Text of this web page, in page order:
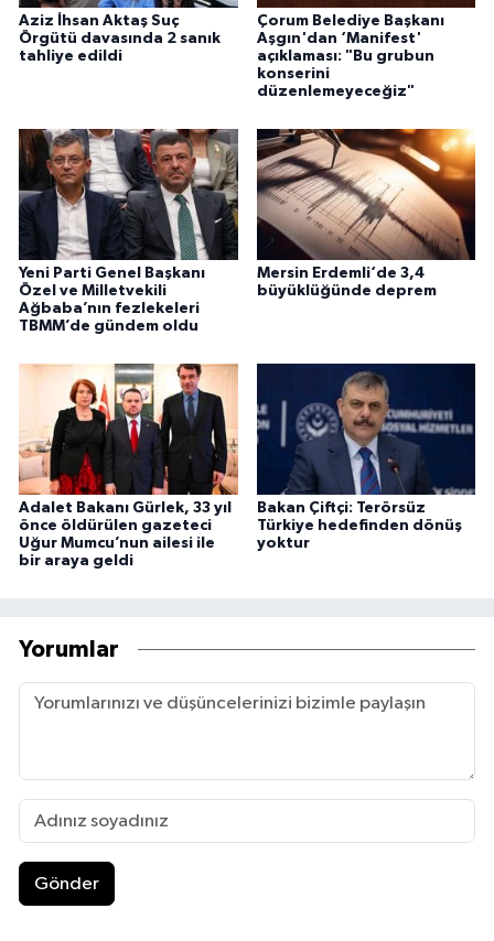
Aziz İhsan Aktaş Suç
Örgütü davasında 2 sanık
tahliye edildi
Çorum Belediye Başkanı
Aşgın'dan ‘Manifest'
açıklaması: "Bu grubun
konserini
düzenlemeyeceğiz"
Yeni Parti Genel Başkanı
Özel ve Milletvekili
Ağbaba’nın fezlekeleri
TBMM’de gündem oldu
Mersin Erdemli‘de 3,4
büyüklüğünde deprem
Adalet Bakanı Gürlek, 33 yıl
önce öldürülen gazeteci
Uğur Mumcu’nun ailesi ile
bir araya geldi
Bakan Çiftçi: Terörsüz
Türkiye hedefinden dönüş
yoktur
Yorumlar
Gönder